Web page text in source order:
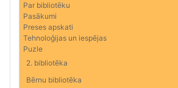
Par bibliotēku
Pasākumi
Preses apskati
Tehnoloģijas un iespējas
Puzle
2. bibliotēka
Bērnu bibliotēka